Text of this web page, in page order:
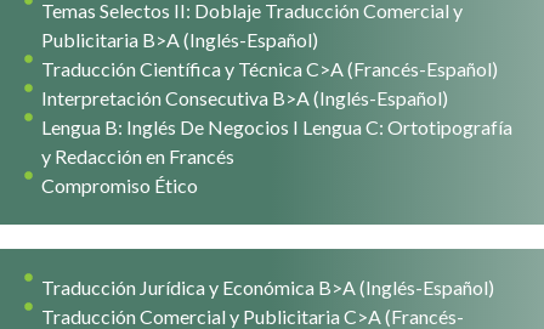
Temas Selectos II: Doblaje Traducción Comercial y
Publicitaria B>A (Inglés-Español)
Traducción Científica y Técnica C>A (Francés-Español)
Interpretación Consecutiva B>A (Inglés-Español)
Lengua B: Inglés De Negocios I Lengua C: Ortotipografía
y Redacción en Francés
Compromiso Ético
Traducción Jurídica y Económica B>A (Inglés-Español)
Traducción Comercial y Publicitaria C>A (Francés-